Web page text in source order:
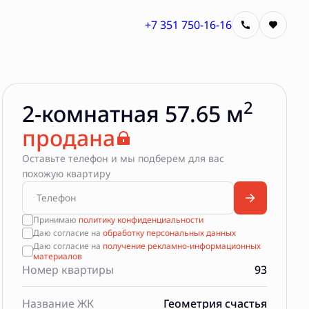
+7 351 750-16-16
2-комнатная 57.65 м2
продана
Оставьте телефон и мы подберем для вас
похожую квартиру
Принимаю политику конфиденциальности
Даю согласие на обработку персональных данных
Даю согласие на получение рекламно-информационных
материалов
Номер квартиры 93
Название ЖК Геометрия счастья